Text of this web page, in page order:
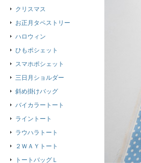
クリスマス
お正月タペストリー
ハロウィン
ひもポシェット
スマホポシェット
三日月ショルダー
斜め掛けバッグ
バイカラートート
ライントート
ラウハラトート
２ＷＡＹトート
トートバッグＬ